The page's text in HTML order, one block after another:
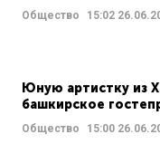
Общество 15:02
Юную артистку из
башкирское
Общество 15:00